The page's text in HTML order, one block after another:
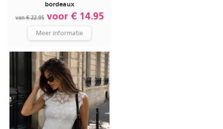
bordeaux
van € 22.95voor € 14.95
Meer informatie